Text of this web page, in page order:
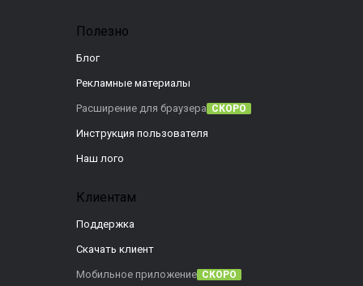
Полезно
Блог
Рекламные материалы
Расширение для браузера СКОРО
Инструкция пользователя
Наш лого
Клиентам
Поддержка
Скачать клиент
Мобильное приложение СКОРО